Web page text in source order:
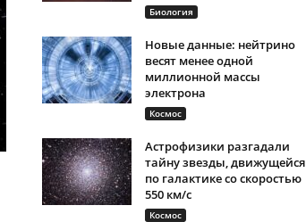
Биология
Новые данные: нейтрино
весят менее одной
миллионной массы
электрона
Космос
Астрофизики разгадали
тайну звезды, движущейся
по галактике со скоростью
550 км/с
Космос